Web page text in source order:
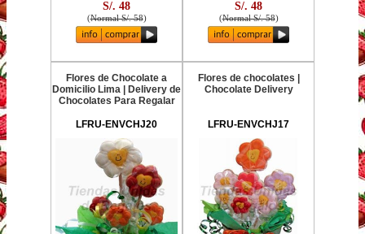
S/. 48
(Normal S/. 58)
S/. 48
(Normal S/. 58)
Flores de Chocolate a
Domicilio Lima | Delivery de
Chocolates Para Regalar
LFRU-ENVCHJ20
Flores de chocolates |
Chocolate Delivery
LFRU-ENVCHJ17